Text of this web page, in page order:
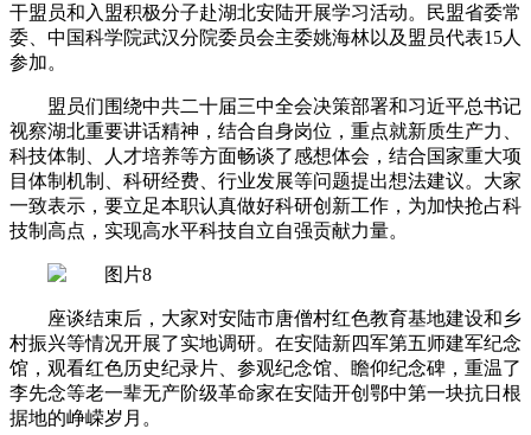
干盟员和入盟积极分子赴湖北安陆开展学习活动。民盟省委常
委、中国科学院武汉分院委员会主委姚海林以及盟员代表15人
参加。
盟员们围绕中共二十届三中全会决策部署和习近平总书记
视察湖北重要讲话精神，结合自身岗位，重点就新质生产力、
科技体制、人才培养等方面畅谈了感想体会，结合国家重大项
目体制机制、科研经费、行业发展等问题提出想法建议。大家
一致表示，要立足本职认真做好科研创新工作，为加快抢占科
技制高点，实现高水平科技自立自强贡献力量。
座谈结束后，大家对安陆市唐僧村红色教育基地建设和乡
村振兴等情况开展了实地调研。在安陆新四军第五师建军纪念
馆，观看红色历史纪录片、参观纪念馆、瞻仰纪念碑，重温了
李先念等老一辈无产阶级革命家在安陆开创鄂中第一块抗日根
据地的峥嵘岁月。